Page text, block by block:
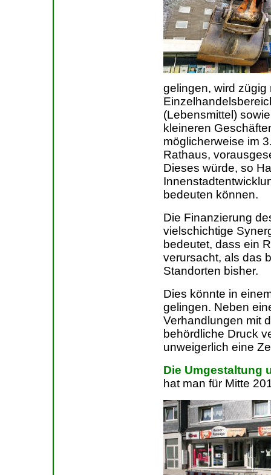
gelingen, wird
(Lebensmittel)
kleineren
möglicherweise im
Rathaus,
Dieses würde, so
bedeuten können.
Die Finanzierung
vielschichtige
bedeutet, dass ein
verursacht, als das
Standorten bisher.
Dies könnte in
gelingen. Neben
Verhandlungen mit
behördliche Druck
unweigerlich eine
Die Umgestaltung
hat man für Mitte